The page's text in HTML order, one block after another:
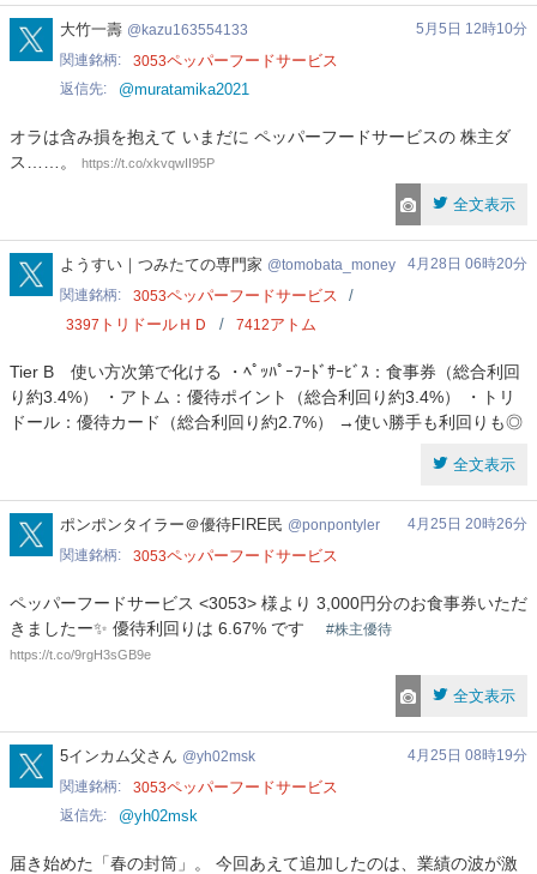
kazu163554133
大竹一壽 kazu163554133
5月5日 12時10分
関連銘柄
3053ペッパーフードサービス
返信先 @muratamika2021
オラは含み損を抱えて いまだに ペッパーフードサービスの 株主ダ
ス……。
https://t.co/xkvqwII95P
全文表示
tomobata_money
ようすい｜つみたての専門家 tomobata_money
4月28日 06時20分
関連銘柄
3053ペッパーフードサービス
3397 トリドールＨＤ 7412アトム
Tier B 使い方次第で化ける ・ﾍﾟｯﾊﾟｰﾌｰﾄﾞｻｰﾋﾞｽ：食事券（総合利回
り約3.4%） ・アトム：優待ポイント（総合利回り約3.4%） ・トリ
ドール：優待カード（総合利回り約2.7%） →使い勝手も利回りも◎
全文表示
ponpontyler
ポンポンタイラー＠優待FIRE民 ponpontyler
4月25日 20時26分
関連銘柄
3053ペッパーフードサービス
ペッパーフードサービス <3053> 様より 3,000円分のお食事券いただ
きましたー✨ 優待利回りは 6.67% です #株主優待
https://t.co/9rgH3sGB9e
全文表示
yh02msk
5インカム父さん yh02msk
4月25日 08時19分
関連銘柄
3053ペッパーフードサービス
返信先 @yh02msk
届き始めた「春の封筒」。 今回あえて追加したのは、業績の波が激